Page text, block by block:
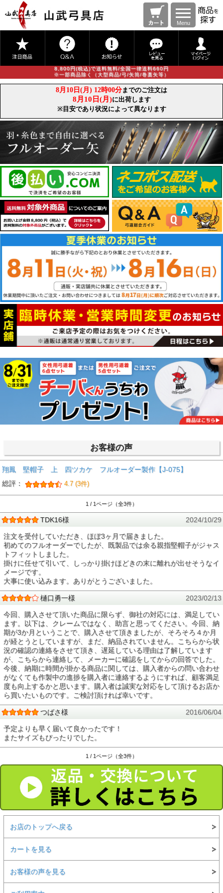
Menu
8,800円(税込)で送料無料/全国一律送料660円
※一部商品除く（大型商品/弓/矢筒/巻藁矢等）
お客様の声
翔鳳 堅帽子 上 四ツカケ フルオーダー製作【J-075】
総評：
4.7 (3件)
1 / 1ページ（全3件）
TDK16様 2024/10/29
注文を受付していただき、ほぼ3ヶ月で届きました。
初めてのフルオーダーでしたが、既製品では余る親指堅帽子がジャス
トフィットしました。
掛けに任せて引いて、しっかり掛けほどきの末に離れが出せそうなイ
メージです。
大事に使い込みます。ありがとうございました。
樋口勇一様 2023/02/13
今回、購入させて頂いた商品に限らず、御社の対応には、満足してい
ます。以下は、クレームではなく、助言と思ってください。今回、納
期が3か月ということで、購入させて頂きましたが、そろそろ４か月
が経とうとしていますが、まだ、納品されていません。こちらから状
況の確認の連絡をさせて頂き、遅延している理由は了解しています
が、こちらから連絡して、メーカーに確認をしてからの回答でした。
今後、納期に時間が掛かる商品に関しては、購入者からの問い合わせ
がなくても作製中の進捗を購入者に連絡するようにすれば、顧客満足
度も向上するかと思います。購入者は誠実な対応をして頂けるお店か
ら買いたいものです。ご検討頂ければ幸いです。
つばさ様 2016/06/04
予定よりも早く届いて良かったです！
またサイズもぴったりでした。
1 / 1ページ（全3件）
お店のトップへ戻る
カートを見る
お客様の声を見る